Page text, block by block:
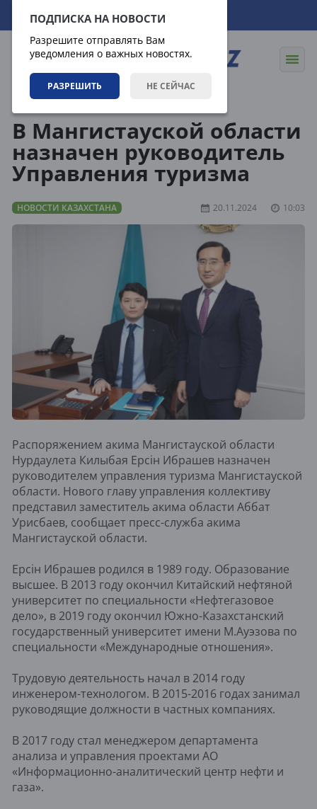
ПОДПИСКА НА НОВОСТИ
Разрешите отправлять Вам
уведомления о важных новостях.
РАЗРЕШИТЬ НЕ СЕЙЧАС
08.08.2026 16:16:17
В Мангистауской области
назначен руководитель
Управления туризма
НОВОСТИ КАЗАХСТАНА 20.11.2024 10:03
Распоряжением акима Мангистауской области
Нурдаулета Килыбая Ерсін Ибрашев назначен
руководителем управления туризма Мангистауской
области. Нового главу управления коллективу
представил заместитель акима области Аббат
Урисбаев, сообщает пресс-служба акима
Мангистауской области.
Ерсін Ибрашев родился в 1989 году. Образование
высшее. В 2013 году окончил Китайский нефтяной
университет по специальности «Нефтегазовое
дело», в 2019 году окончил Южно-Казахстанский
государственный университет имени М.Ауэзова по
специальности «Международные отношения».
Трудовую деятельность начал в 2014 году
инженером-технологом. В 2015-2016 годах занимал
руководящие должности в частных компаниях.
В 2017 году стал менеджером департамента
анализа и управления проектами АО
«Информационно-аналитический центр нефти и
газа».